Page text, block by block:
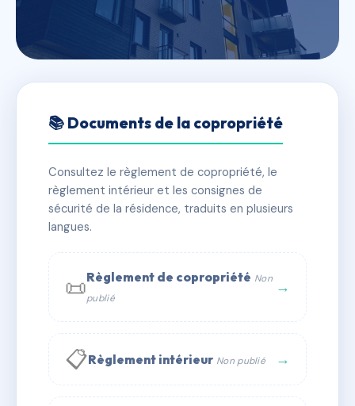
SDC FONTAINE REBEVAL
✓ Immatriculée 🏠 269 lots 🏗 1 bâtiment(s)
📞 Contacter Syndic Digital
📚 Documents de la copropriété
Consultez le règlement de copropriété, le
règlement intérieur et les consignes de
sécurité de la résidence, traduits en plusieurs
langues.
📜Règlement de copropriété Non
publié
→
📋Règlement intérieur Non publié →